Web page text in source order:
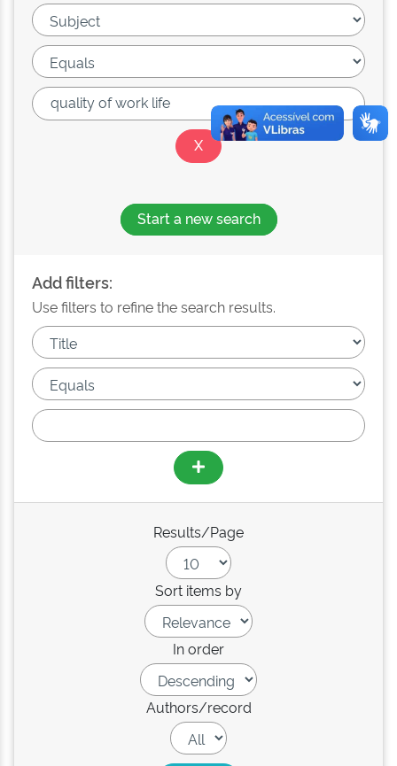
Start a new search
Add filters:
Use filters to refine the search results.
Results/Page
Sort items by
In order
Authors/record